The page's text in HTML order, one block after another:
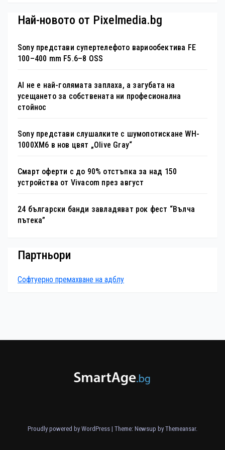
Най-новото от Pixelmedia.bg
Sony представи супертелефото вариообектива FE
100–400 mm F5.6–8 OSS
AI не е най-голямата заплаха, а загубата на
усещането за собствената ни професионална
стойнос
Sony представи слушалките с шумопотискане WH-
1000XM6 в нов цвят „Olive Gray“
Смарт оферти с до 90% отстъпка за над 150
устройства от Vivacom през август
24 български банди завладяват рок фест “Вълча
пътека”
Партньори
Софтуерно премахване на адблу
Proudly powered by WordPress | Theme: Newsup by Themeansar.